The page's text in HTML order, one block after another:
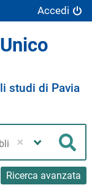
Accedi
studi di Pavia
Ricerca avanzata